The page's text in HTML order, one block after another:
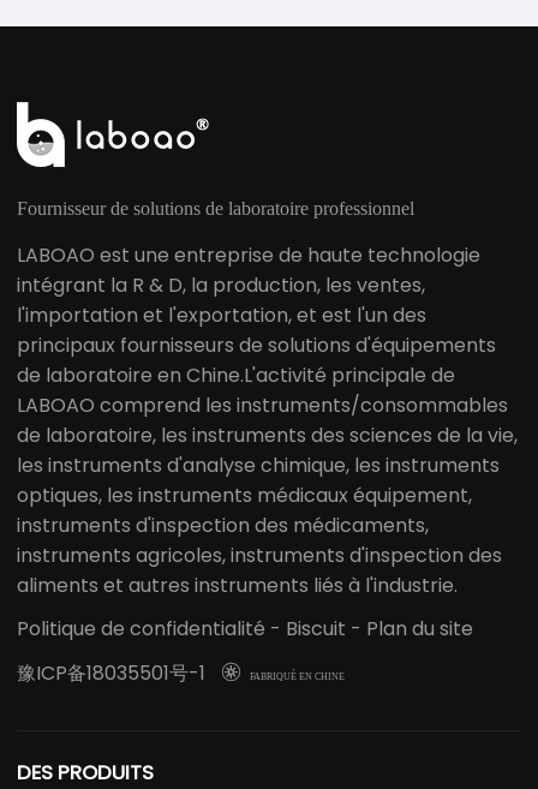
Fournisseur de solutions de laboratoire professionnel
LABOAO est une entreprise de haute technologie
intégrant la R & D, la production, les ventes,
l'importation et l'exportation, et est l'un des
principaux fournisseurs de solutions d'équipements
de laboratoire en Chine.L'activité principale de
LABOAO comprend les instruments/consommables
de laboratoire, les instruments des sciences de la vie,
les instruments d'analyse chimique, les instruments
optiques, les instruments médicaux équipement,
instruments d'inspection des médicaments,
instruments agricoles, instruments d'inspection des
aliments et autres instruments liés à l'industrie.
Politique de confidentialité - Biscuit - Plan du site
豫ICP备18035501号-1
 FABRIQUÉ EN CHINE
DES PRODUITS